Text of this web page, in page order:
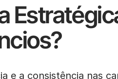
e a consistência nas